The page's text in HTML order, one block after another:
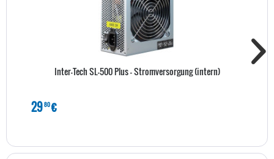
Inter-Tech SL-500 Plus - Stromversorgung (intern)
2980€